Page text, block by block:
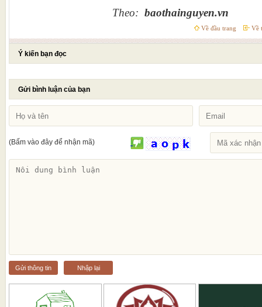
Theo: baothainguyen.vn
Về đầu trang Về
Ý kiến bạn đọc
Gửi bình luận của bạn
(Bấm vào đây để nhận mã)
Gửi thông tin Nhập lại